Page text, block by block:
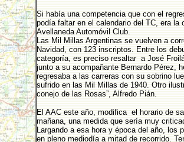
Si había una competencia que con el
podía faltar en el calendario del TC, era la
Avellaneda Automóvil Club.
Las Mil Millas Argentinas se vuelven a
Navidad, con 123 inscriptos. Entre los
categoría, es preciso resaltar a José
junto a su acompañante Bernardo Pérez,
regresaba a las carreras con su sobrino
sufrido en las Mil Millas de 1940. Otro
conejo de las Rosas”, Alfredo Pián.
El AAC este año, modifica el horario de
mañana, una medida que sería muy
Largando a esa hora y época del año, los
en pleno mediodía a mitad de recorrido.